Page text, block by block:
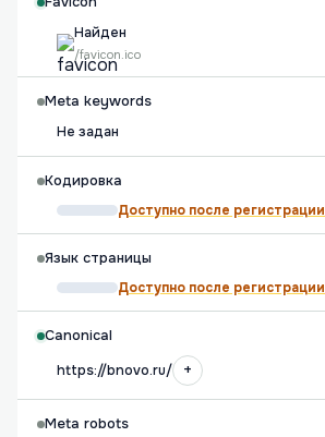
Найден
/favicon.ico
Meta keywords
Не задан
Кодировка
Доступно после регистрации
Язык страницы
Доступно после регистрации
Canonical
https://bnovo.ru/
+
Meta robots